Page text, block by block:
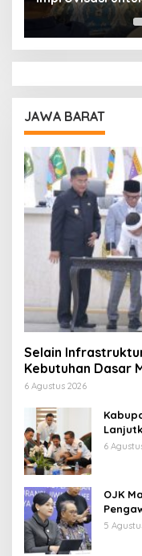
Pendidikan
JAWA BARAT
Selain
Kebutuhan Dasar
Jabar 2027
6 Agustus 2026
6
OJK
5